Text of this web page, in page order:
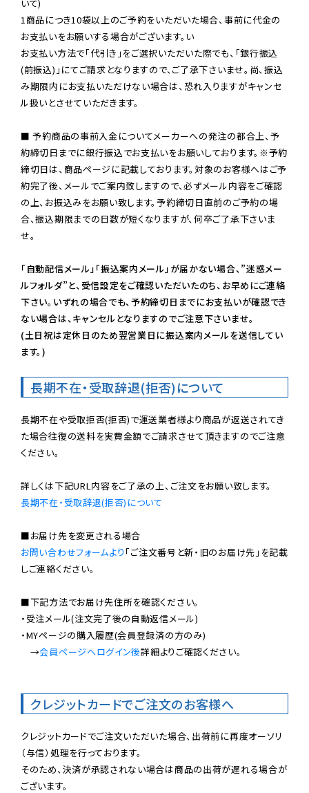
いて)
1商品につき10袋以上のご予約をいただいた場合、事前に代金の
お支払いをお願いする場合がございます。い
お支払い方法で「代引き」をご選択いただいた際でも、「銀行振込
(前振込)」にてご請求となりますので、ご了承下さいませ。尚、振込
み期限内にお支払いただけない場合は、恐れ入りますがキャンセ
ル扱いとさせていただきます。
■ 予約商品の事前入金についてメーカーへの発注の都合上、予
約締切日までに銀行振込でお支払いをお願いしております。※予約
締切日は、商品ページに記載しております。対象のお客様へはご予
約完了後、メールでご案内致しますので、必ずメール内容をご確認
の上、お振込みをお願い致します。予約締切日直前のご予約の場
合、振込期限までの日数が短くなりますが、何卒ご了承下さいま
せ。
「自動配信メール」「振込案内メール」が届かない場合、”迷惑メー
ルフォルダ”と、受信設定をご確認いただいたのち、お早めにご連絡
下さい。いずれの場合でも、予約締切日までにお支払いが確認でき
ない場合は、キャンセルとなりますのでご注意下さいませ。
(土日祝は定休日のため翌営業日に振込案内メールを送信してい
ます。)
長期不在・受取辞退(拒否)について
長期不在や受取拒否(拒否)で運送業者様より商品が返送されてき
た場合往復の送料を実費金額でご請求させて頂きますのでご注意
ください。
長期不在・受取辞退(拒否)について
お問い合わせフォームより 「ご注文番号と新・旧のお届け先」を記載
しご連絡ください。
■下記方法でお届け先住所を確認ください。
・受注メール(注文完了後の自動返信メール)
・MYページの購入履歴(会員登録済の方のみ)
→会員ページへログイン後詳細よりご確認ください。
クレジットカードでご注文のお客様へ
クレジットカードでご注文いただいた場合、出荷前に再度オーソリ
（与信）処理を行っております。
そのため、決済が承認されない場合は商品の出荷が遅れる場合が
ございます。